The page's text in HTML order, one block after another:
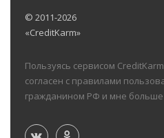
© 2011-2026
«CreditKarm»
Пользуясь сервисом
согласен с правилами
гражданином РФ и мне больше